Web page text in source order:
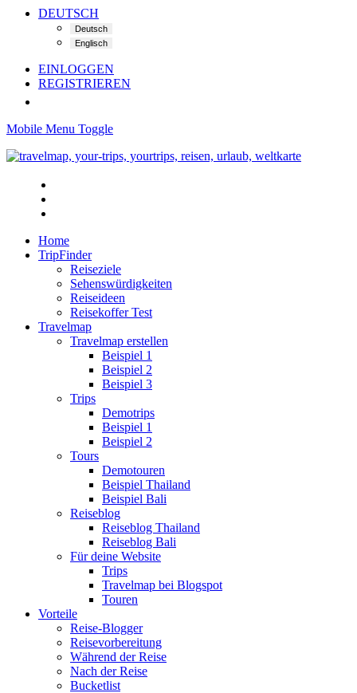
DEUTSCH
EINLOGGEN
REGISTRIEREN
Mobile Menu Toggle
Home
TripFinder
Reiseziele
Sehenswürdigkeiten
Reiseideen
Reisekoffer Test
Travelmap
Travelmap erstellen
Beispiel 1
Beispiel 2
Beispiel 3
Trips
Demotrips
Beispiel 1
Beispiel 2
Tours
Demotouren
Beispiel Thailand
Beispiel Bali
Reiseblog
Reiseblog Thailand
Reiseblog Bali
Für deine Website
Trips
Travelmap bei Blogspot
Touren
Vorteile
Reise-Blogger
Reisevorbereitung
Während der Reise
Nach der Reise
Bucketlist